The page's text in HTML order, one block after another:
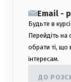
Email -
Будьте в
Перейдіть на
обрати ті, що
інтересам.
ДО